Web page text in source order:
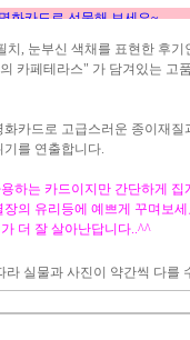
최고의 명화카드로 선물해 보
치, 눈부신 색채를 표현한 후
카페테라스" 가 담겨있는 고
카드로 고급스러운 종이재질
를 연출합니다.
하는 카드이지만 간단하게 집
의 유리등에 예쁘게 꾸며보
더 잘 살아난답니다..^^
실물과 사진이 약간씩 다를